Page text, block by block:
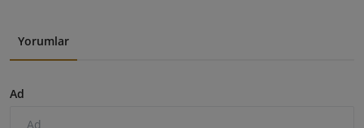
Yorumlar
Ad